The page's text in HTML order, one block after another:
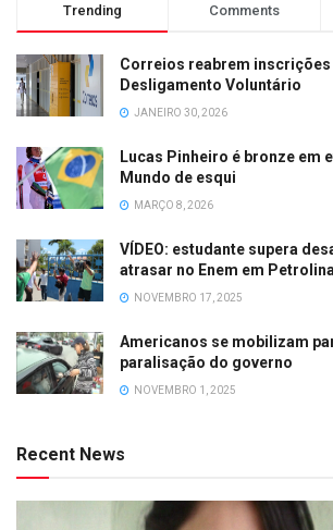
Trending Comments
Correios reabrem inscrições
Desligamento Voluntário
JANEIRO 30, 2026
Lucas Pinheiro é bronze em
Mundo de esqui
MARÇO 8, 2026
VÍDEO: estudante supera
atrasar no Enem em Petrolina
NOVEMBRO 17, 2025
Americanos se mobilizam
paralisação do governo
NOVEMBRO 1, 2025
Recent News